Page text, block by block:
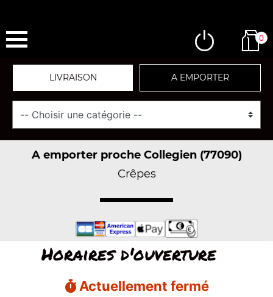
0
LIVRAISON A EMPORTER
A emporter proche Collegien (77090)
Crêpes
Horaires d'ouverture
Actuellement fermé